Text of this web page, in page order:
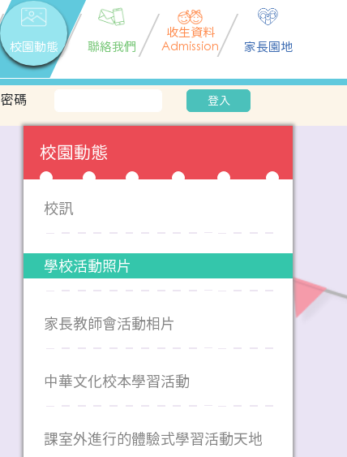
校園動態 聯絡我們
收生資料
Admission
家長園地
密碼 登入
校園動態
校訊
學校活動照片
家長教師會活動相片
中華文化校本學習活動
課室外進行的體驗式學習活動天地